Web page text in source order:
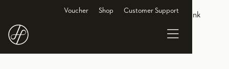
href="https://www.holmesplace.de/clubs-l/hamburg"/> <link
rel="alternate" hreflang="en-DE"
href="https://en.holmesplace.de/clubs-l/hamburg"/>
Voucher Shop Customer Support